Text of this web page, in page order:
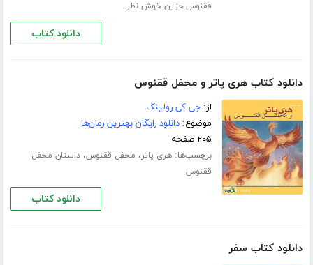
ققنوس حزین خوش نظر
دانلود کتاب
دانلود کتاب هری پاتر و محفل ققنوس
از:جی کی رولینگ
موضوع:دانلود رایگان بهترین رمان‌ها
۲۰۵ صفحه
برچسب‌ها:هری پاتر، محفل ققنوس،داستان محفل
ققنوس
دانلود کتاب
دانلود کتاب سفر